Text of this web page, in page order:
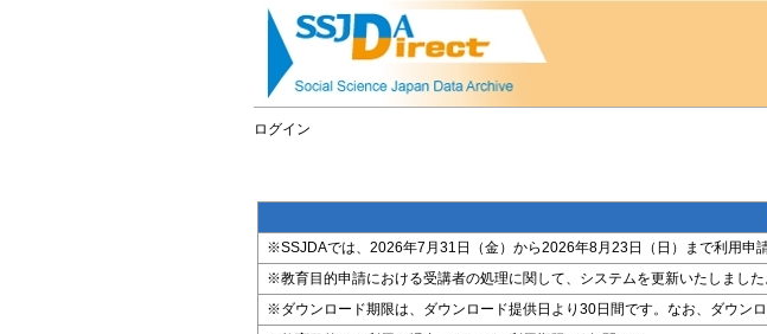
ログイン
※SSJDAでは、2026年7月31日（金）から2026年8月23日（日）まで利用申
※教育目的申請における受講者の処理に関して、システムを更新いたしまし
※ダウンロード期限は、ダウンロード提供日より30日間です。なお、ダウン